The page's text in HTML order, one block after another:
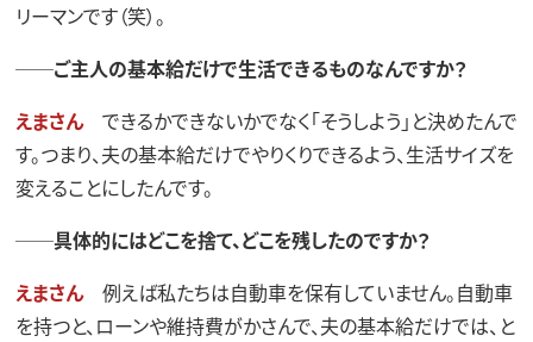
リーマンです（笑）。
──ご主人の基本給だけで生活できるものなんですか？
えまさんできるかできないかでなく「そうしよう」と決めたんで
す。つまり、夫の基本給だけでやりくりできるよう、生活サイズを
変えることにしたんです。
──具体的にはどこを捨て、どこを残したのですか？
えまさん例えば私たちは自動車を保有していません。自動車
を持つと、ローンや維持費がかさんで、夫の基本給だけでは、と